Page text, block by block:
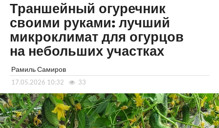
Траншейный огуречник
своими руками: лучший
микроклимат для огурцов
на небольших участках
Рамиль Самиров
17.05.2026 10:32 33